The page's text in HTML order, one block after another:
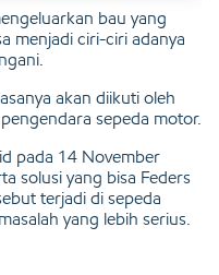
bau yang
menjadi ciri-ciri adanya
akan diikuti oleh
sepeda motor.
pada 14 November
solusi yang bisa Feders
terjadi di sepeda
yang lebih serius.